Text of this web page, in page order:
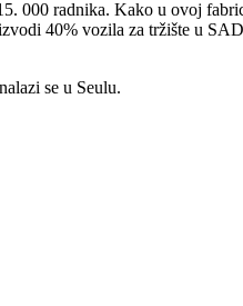
radnika. Kako u ovoj
40% vozila za tržište u
se u Seulu.